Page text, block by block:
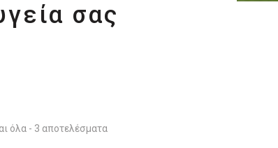
σας
όλα - 3 αποτελέσματα